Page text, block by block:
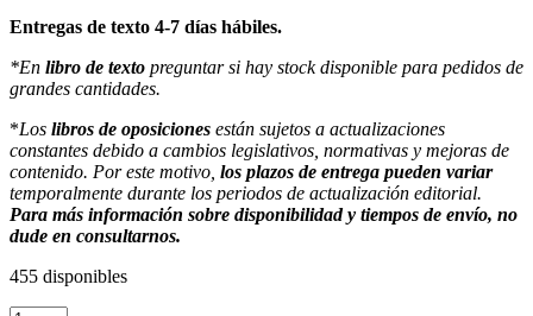
Entregas de texto 4-7 días hábiles.
*En libro de texto preguntar si hay stock disponible para pedidos de
grandes cantidades.
*Los libros de oposiciones están sujetos a actualizaciones
constantes debido a cambios legislativos, normativas y mejoras de
contenido. Por este motivo, los plazos de entrega pueden variar
temporalmente durante los periodos de actualización editorial.
Para más información sobre disponibilidad y tiempos de envío, no
dude en consultarnos.
455 disponibles